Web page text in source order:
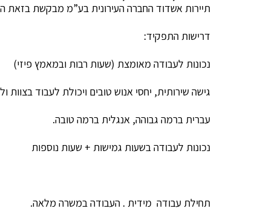
תיירות אשדוד החברה העירונית בע”מ מבקשת בזאת
דרישות התפקיד:
נכונות לעבודה מאומצת (שעות רבות ובמאמץ פיזי)
גישה שירותית, יחסי אנוש טובים ויכולת לעבוד בצוות
עברית ברמה גבוהה, אנגלית ברמה טובה.
נכונות לעבודה בשעות גמישות + שעות נוספות
תחילת עבודה מידית . העבודה במשרה מלאה.